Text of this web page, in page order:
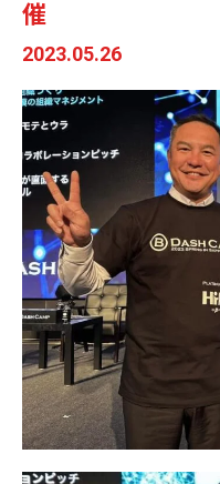
催
2023.05.26